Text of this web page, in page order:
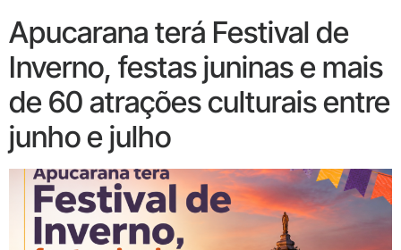
Apucarana terá Festival de
Inverno, festas juninas e mais
de 60 atrações culturais entre
junho e julho